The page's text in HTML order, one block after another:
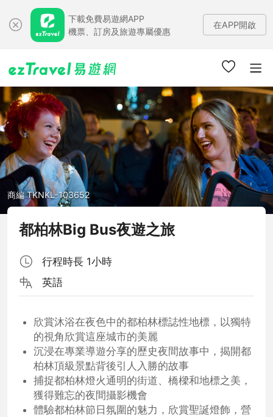
下載免費易遊網APP
機票、訂房及旅遊專屬優惠
在APP開啟
商編 TKNKL-103652
都柏林Big Bus夜遊之旅
行程時長 1小時
英語
欣賞沐浴在夜色中的都柏林標誌性地標，以獨特
的視角欣賞這座城市的美麗
沉浸在專業導遊分享的歷史夜間故事中，揭開都
柏林頂級景點背後引人入勝的故事
捕捉都柏林燈火通明的街道、橋樑和地標之美，
獲得難忘的夜間攝影機會
體驗都柏林節日氛圍的魅力，欣賞聖誕燈飾，營